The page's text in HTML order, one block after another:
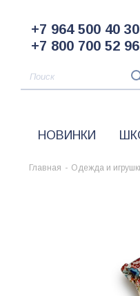
+7 964 500 40 30
+7 800 700 52 96
НОВИНКИ
Главная - Одежда и